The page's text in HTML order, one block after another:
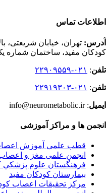
اطلاعات تماس
آدرس: تهران، خیابان شریعتی،
کودکان مفید، ساختمان شماره
تلفن: ۰۲۱-۲۲۹۰۹۵۵۹
تلفن: ۰۲۱-۲۲۹۱۹۳۰۳
ایمیل: info@neurometabolic.ir
انجمن ها و مراکز آموزشی
قطب علمی آموزش
انجمن علمی مغز و
فرهنگستان علوم پزشكي
بیمارستان کودکان مفید
مرکز تحقیقات اعصاب